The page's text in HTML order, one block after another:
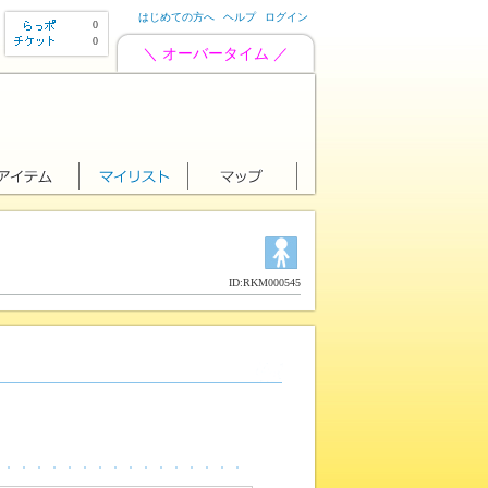
0
0
はじめての方へ ヘルプ ログイン
＼ オーバータイム ／
ID:RKM000545